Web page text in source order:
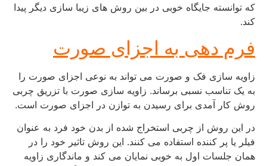
که توانسته جایگاه خوبی در بین روش های زیبا سازی دیگر پیدا
کند.
فرم دهی به اجزای صورت
زاویه سازی فک و صورت می تواند به نوعی اجزای صورت را
به یک تناسب نسبی برساند. زاویه سازی صورت با تزریق چربی
روش کار آمدی برای رسیدن به توازن در اجزای صورت است.
در این روش از چربی استخراج شده از بدن خود فرد به عنوان
فیلر یا پر کننده استفاده می کنند. این روش تاثیر خود را در
همان جلسات اول به خوبی نمایان می کند و ماندگاری زاویه